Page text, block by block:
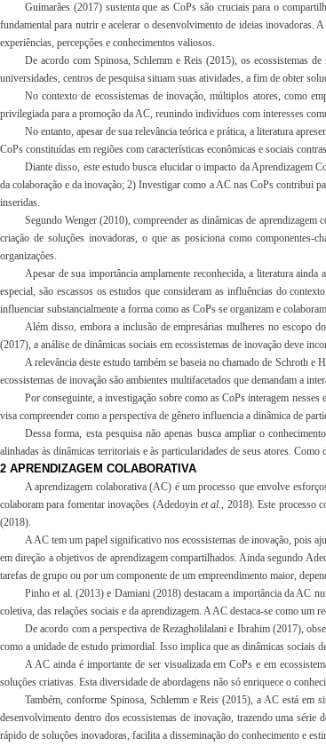
Guimarães (2017) sustenta que as CoPs são cruciais para o
fundamental para nutrir e acelerar o desenvolvimento de ideias inovadoras.
experiências, percepções e conhecimentos valiosos.
De acordo com Spinosa, Schlemm e Reis (2015), os ecossistemas
universidades, centros de pesquisa situam suas atividades, a fim de obter
No contexto de ecossistemas de inovação, múltiplos atores, como
privilegiada para a promoção da AC, reunindo indivíduos com interesses
No entanto, apesar de sua relevância teórica e prática, a literatura
CoPs constituídas em regiões com características econômicas e sociais
Diante disso, este estudo busca elucidar o impacto da Aprendizagem
da colaboração e da inovação; 2) Investigar como a AC nas CoPs contribui
inseridas.
Segundo Wenger (2010), compreender as dinâmicas de
criação de soluções inovadoras, o que as posiciona como componentes-
organizações.
Apesar de sua importância amplamente reconhecida, a literatura
especial, são escassos os estudos que consideram as influências do
influenciar substancialmente a forma como as CoPs se organizam e
Além disso, embora a inclusão de empresárias mulheres no escopo
(2017), a análise de dinâmicas sociais em ecossistemas de inovação deve
A relevância deste estudo também se baseia no chamado de Schroth e
ecossistemas de inovação são ambientes multifacetados que demandam a
Por conseguinte, a investigação sobre como as CoPs interagem
visa compreender como a perspectiva de gênero influencia a dinâmica de
Dessa forma, esta pesquisa não apenas busca ampliar o
alinhadas às dinâmicas territoriais e às particularidades de seus atores.
2 APRENDIZAGEM COLABORATIVA
A aprendizagem colaborativa (AC) é um processo que envolve
colaboram para fomentar inovações (Adedoyin et al., 2018). Este processo
(2018).
A AC tem um papel significativo nos ecossistemas de inovação, pois
em direção a objetivos de aprendizagem compartilhados. Ainda segundo
tarefas de grupo ou por um componente de um empreendimento maior,
Pinho et al. (2013) e Damiani (2018) destacam a importância da AC
coletiva, das relações sociais e da aprendizagem. A AC destaca-se como
De acordo com a perspectiva de Rezagholilalani e Ibrahim (2017),
como a unidade de estudo primordial. Isso implica que as dinâmicas sociais
A AC ainda é importante de ser visualizada em CoPs e em
soluções criativas. Esta diversidade de abordagens não só enriquece o
Também, conforme Spinosa, Schlemm e Reis (2015), a AC está em
desenvolvimento dentro dos ecossistemas de inovação, trazendo uma
rápido de soluções inovadoras, facilita a disseminação do conhecimento e